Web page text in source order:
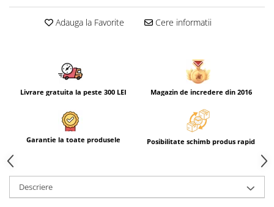
Adauga la Favorite Cere informatii
Livrare gratuita la peste 300 LEI Magazin de incredere din 2016
Garantie la toate produsele Posibilitate schimb produs rapid
Descriere